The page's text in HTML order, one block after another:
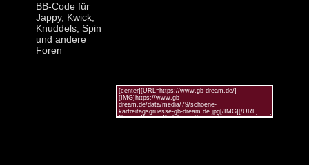
BB-Code für
Jappy, Kwick,
Knuddels, Spin
und andere
Foren